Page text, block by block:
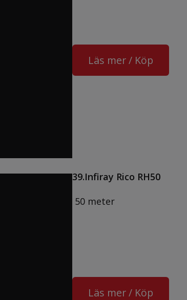
Läs mer / Köp
39.Infiray Rico RH50
50 meter
Läs mer / Köp